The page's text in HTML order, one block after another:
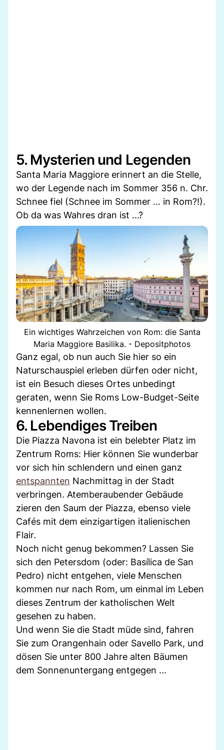
5. Mysterien und Legenden
Santa Maria Maggiore erinnert an die Stelle,
wo der Legende nach im Sommer 356 n. Chr.
Schnee fiel (Schnee im Sommer … in Rom?!).
Ob da was Wahres dran ist ...?
Ein wichtiges Wahrzeichen von Rom: die Santa
Maria Maggiore Basilika. - Depositphotos
Ganz egal, ob nun auch Sie hier so ein
Naturschauspiel erleben dürfen oder nicht,
ist ein Besuch dieses Ortes unbedingt
geraten, wenn Sie Roms Low-Budget-Seite
kennenlernen wollen.
6. Lebendiges Treiben
Die Piazza Navona ist ein belebter Platz im
Zentrum Roms: Hier können Sie wunderbar
vor sich hin schlendern und einen ganz
entspannten Nachmittag in der Stadt
verbringen. Atemberaubender Gebäude
zieren den Saum der Piazza, ebenso viele
Cafés mit dem einzigartigen italienischen
Flair.
Noch nicht genug bekommen? Lassen Sie
sich den Petersdom (oder: Basílica de San
Pedro) nicht entgehen, viele Menschen
kommen nur nach Rom, um einmal im Leben
dieses Zentrum der katholischen Welt
gesehen zu haben.
Und wenn Sie die Stadt müde sind, fahren
Sie zum Orangenhain oder Savello Park, und
dösen Sie unter 800 Jahre alten Bäumen
dem Sonnenuntergang entgegen ...